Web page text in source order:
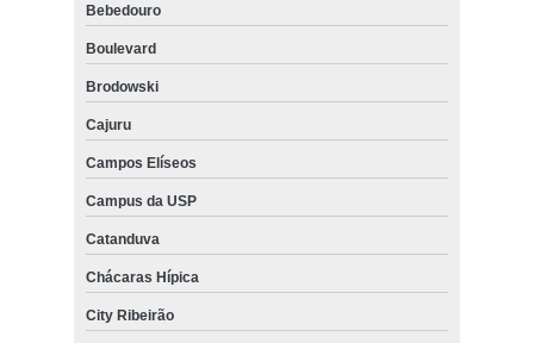
Bebedouro
Boulevard
Brodowski
Cajuru
Campos Elíseos
Campus da USP
Catanduva
Chácaras Hípica
City Ribeirão